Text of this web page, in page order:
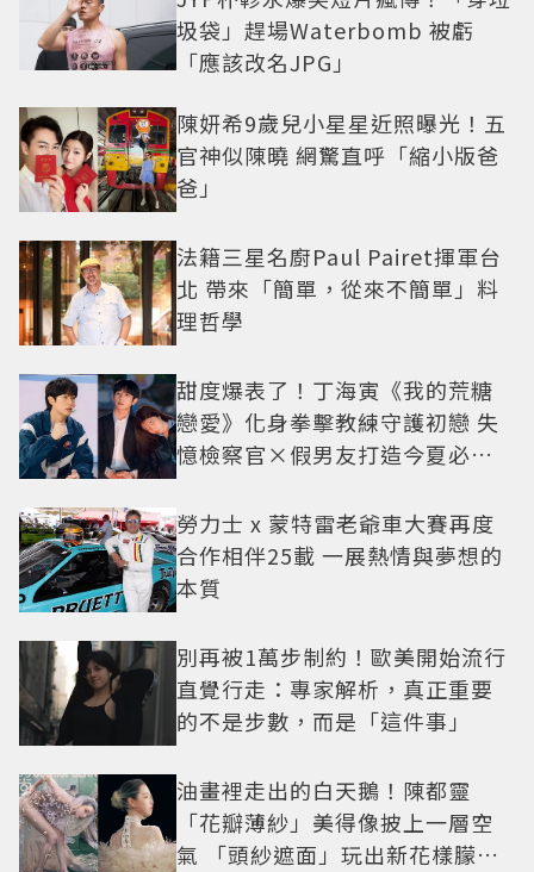
圾袋」趕場Waterbomb 被虧
「應該改名JPG」
陳妍希9歲兒小星星近照曝光！五
官神似陳曉 網驚直呼「縮小版爸
爸」
法籍三星名廚Paul Pairet揮軍台
北 帶來「簡單，從來不簡單」料
理哲學
甜度爆表了！丁海寅《我的荒糖
戀愛》化身拳擊教練守護初戀 失
憶檢察官×假男友打造今夏必看
勞力士 x 蒙特雷老爺車大賽再度
合作相伴25載 一展熱情與夢想的
本質
別再被1萬步制約！歐美開始流行
直覺行走：專家解析，真正重要
的不是步數，而是「這件事」
油畫裡走出的白天鵝！陳都靈
「花瓣薄紗」美得像披上一層空
氣 「頭紗遮面」玩出新花樣朦朧